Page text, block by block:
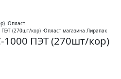
Юпласт
ПЭТ (270шт/кор)